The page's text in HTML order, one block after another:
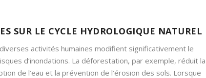
SUR LE CYCLE HYDROLOGIQUE NATUREL
activités humaines modifient significativement le
d’inondations. La déforestation, par exemple, réduit la
de l’eau et la prévention de l’érosion des sols. Lorsque